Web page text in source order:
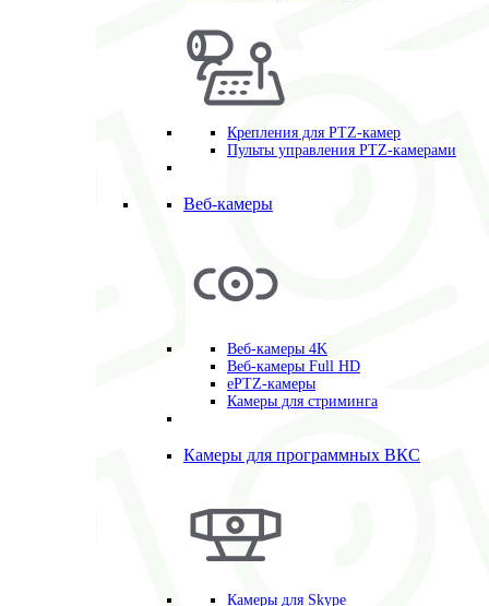
Крепления для PTZ-камер
Пульты управления PTZ-камерами
Веб-камеры
Веб-камеры 4K
Веб-камеры Full HD
ePTZ-камеры
Камеры для стриминга
Камеры для программных ВКС
Камеры для Skype